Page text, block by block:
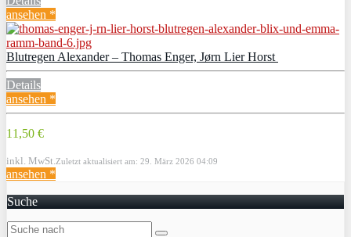
ansehen *
Blutregen Alexander – Thomas Enger, Jørn Lier Horst
Details
ansehen *
11,50 €
inkl. MwSt. Zuletzt aktualisiert am: 29. März 2026 04:09
ansehen *
Suche